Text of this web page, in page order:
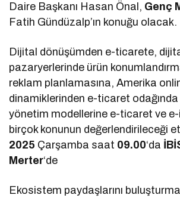
Daire Başkanı Hasan Önal, Genç
Fatih Gündüzalp’ın konuğu olacak.
Dijital dönüşümden e-ticarete,
pazaryerlerinde ürün
reklam planlamasına, Amerika
dinamiklerinden e-ticaret
yönetim modellerine e-ticaret ve
birçok konunun değerlendirileceği
2025 Çarşamba saat 09.00‘da
Merter‘de
Ekosistem paydaşlarını